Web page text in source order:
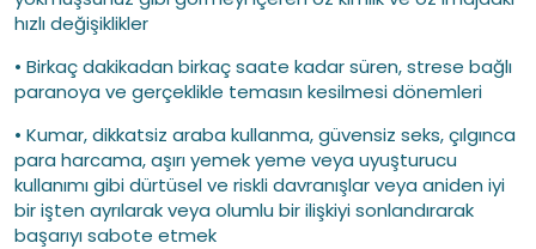
hızlı değişiklikler
• Birkaç dakikadan birkaç saate kadar süren, strese bağlı
paranoya ve gerçeklikle temasın kesilmesi dönemleri
• Kumar, dikkatsiz araba kullanma, güvensiz seks, çılgınca
para harcama, aşırı yemek yeme veya uyuşturucu
kullanımı gibi dürtüsel ve riskli davranışlar veya aniden iyi
bir işten ayrılarak veya olumlu bir ilişkiyi sonlandırarak
başarıyı sabote etmek